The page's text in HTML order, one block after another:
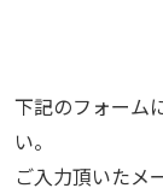
下記のフォーム
い。
ご入力頂いたメ